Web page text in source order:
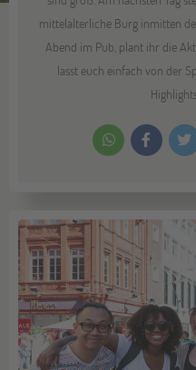
mittelalterliche Burg inmitten
Abend im Pub, plant ihr die
lasst euch einfach von der